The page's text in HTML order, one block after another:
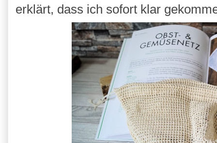
erklärt, dass ich sofort klar